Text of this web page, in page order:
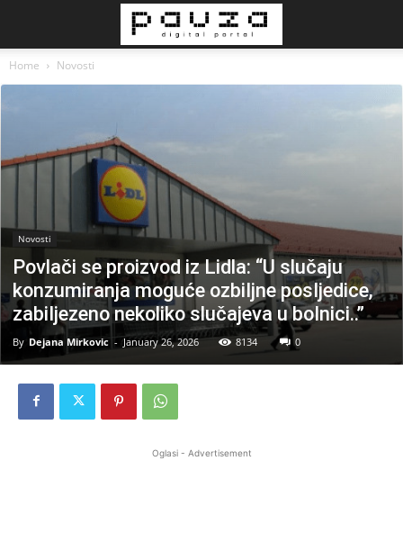
Home Novosti
Novosti
Povlači se proizvod iz Lidla: “U slučaju
konzumiranja moguće ozbiIjne posIjedice,
zabiIjezeno nekoliko slučajeva u boInici..”
By Dejana Mirkovic - January 26, 2026 8134 0
Oglasi - Advertisement